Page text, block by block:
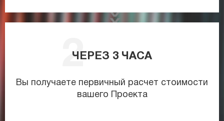
ЧЕРЕЗ 3 ЧАСА
Вы получаете первичный расчет стоимости
вашего Проекта